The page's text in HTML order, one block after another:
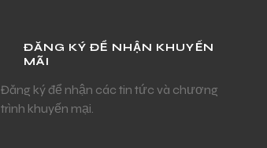
ĐĂNG KÝ ĐỂ NHẬN KHUYẾN
MÃI
Đăng ký để nhận các tin tức và chương
trình khuyến mại.